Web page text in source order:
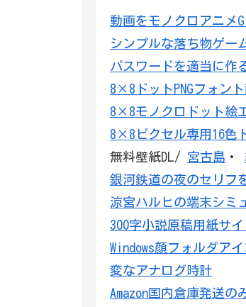
動画をモノクロアニメ
シンプルな落ち物ゲー
パスワードを適当に作
8×8ドットPNGフォン
8×8モノクロドット絵
8×8ピクセル専用16色
無料壁紙DL/ 宮古島 ・
銀河鉄道の夜のセリフ
涼宮ハルヒの端末シミ
300字小説原稿用紙サイ
Windows顔フォルダア
変なアナログ時計
Amazon国内倉庫発送の